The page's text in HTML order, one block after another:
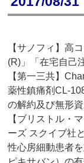
【サノフィ】高
(R)」「在宅自己
【第一三共】
薬性鎮痛剤CL-
の解約及び無形
【ブリストル・
ーズ スクイブ社
性心房細動患者